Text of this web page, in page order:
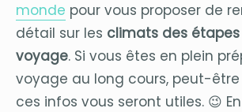
monde pour vous proposer de
détail sur les climats des
voyage. Si vous êtes en plein
voyage au long cours, peut-
ces infos vous seront utiles. 😉